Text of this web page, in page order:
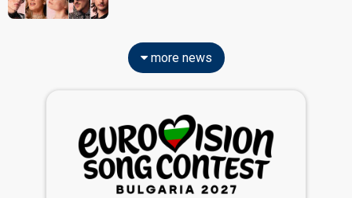
more news